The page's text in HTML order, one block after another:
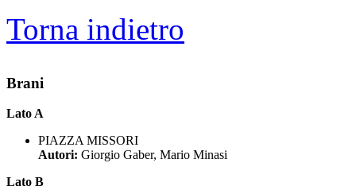
Torna indietro
Brani
Lato A
PIAZZA MISSORI
Autori: Giorgio Gaber, Mario Minasi
Lato B